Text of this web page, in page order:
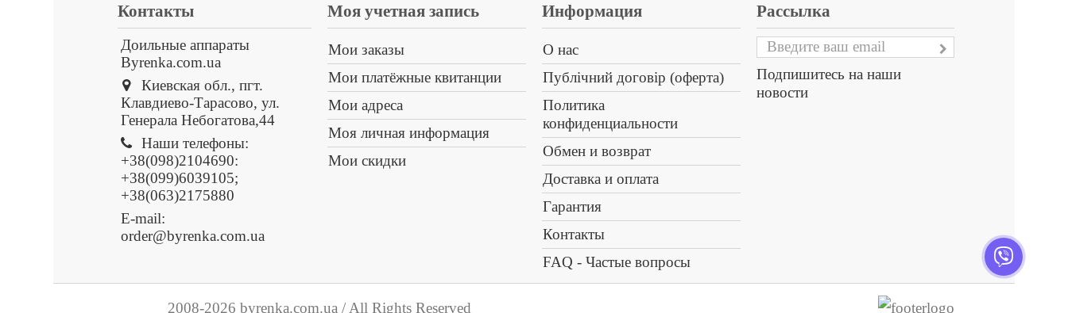
Контакты
Доильные аппараты
Byrenka.com.ua
Киевская обл., пгт.
Клавдиево-Тарасово, ул.
Генерала Небогатова,44
Наши телефоны:
+38(098)2104690:
+38(099)6039105;
+38(063)2175880
E-mail:
order@byrenka.com.ua
Моя учетная запись
Мои заказы
Мои платёжные квитанции
Мои адреса
Моя личная информация
Мои скидки
Информация
О нас
Публічний договір (оферта)
Политика
конфиденциальности
Обмен и возврат
Доставка и оплата
Гарантия
Контакты
FAQ - Частые вопросы
Рассылка
Подпишитесь на наши
новости
2008-2026 byrenka.com.ua / All Rights Reserved